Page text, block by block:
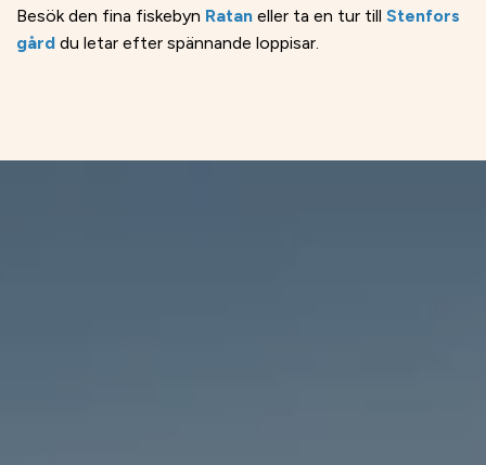
Besök den fina fiskebyn Ratan eller ta en tur till Stenfors
gård du letar efter spännande loppisar.